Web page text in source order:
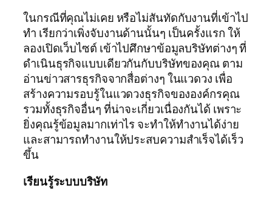
ในกรณีที่คุณไม่เคย หรือไม่สันทัดกับงานที่เข้าไป
ทำ เรียกว่าเพิ่งจับงานด้านนั้นๆ เป็นครั้งแรก ให้
ลองเปิดเว็บไซต์ เข้าไปศึกษาข้อมูลบริษัทต่างๆ ที่
ดำเนินธุรกิจแบบเดียวกันกับบริษัทของคุณ ตาม
อ่านข่าวสารธุรกิจจากสื่อต่างๆ ในแวดวง เพื่อ
สร้างความรอบรู้ในแวดวงธุรกิจขององค์กรคุณ
รวมทั้งธุรกิจอื่นๆ ที่น่าจะเกี่ยวเนื่องกันได้ เพราะ
ยิ่งคุณรู้ข้อมูลมากเท่าไร จะทำให้ทำงานได้ง่าย
และสามารถทำงานให้ประสบความสำเร็จได้เร็ว
ขึ้น
เรียนรู้ระบบบริษัท